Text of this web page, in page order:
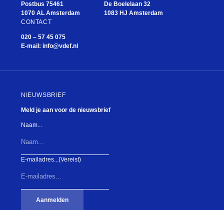
Postbus 75461
1070 AL Amsterdam
De Boelelaan 32
1083 HJ Amsterdam
CONTACT
020 – 57 45 075
E-mail: info@vdef.nl
NIEUWSBRIEF
Meld je aan voor de nieuwsbrief
Naam...
E-mailadres...(Vereist)
Aanmelden